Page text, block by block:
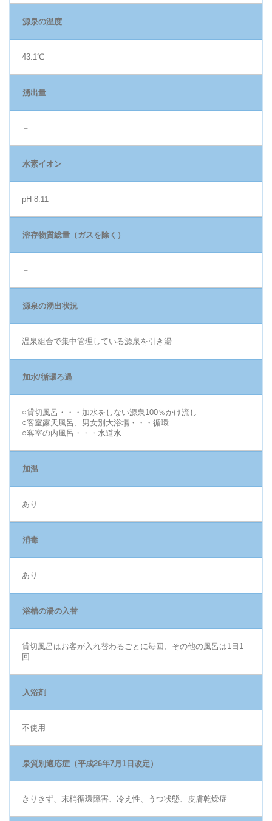
源泉の温度
43.1℃
湧出量
－
水素イオン
pH 8.11
溶存物質総量（ガスを除く）
－
源泉の湧出状況
温泉組合で集中管理している源泉を引き湯
加水/循環ろ過
○貸切風呂・・・加水をしない源泉100％かけ流し
○客室露天風呂、男女別大浴場・・・循環
○客室の内風呂・・・水道水
加温
あり
消毒
あり
浴槽の湯の入替
貸切風呂はお客が入れ替わるごとに毎回、その他の風呂は1日1
回
入浴剤
不使用
泉質別適応症（平成26年7月1日改定）
きりきず、末梢循環障害、冷え性、うつ状態、皮膚乾燥症